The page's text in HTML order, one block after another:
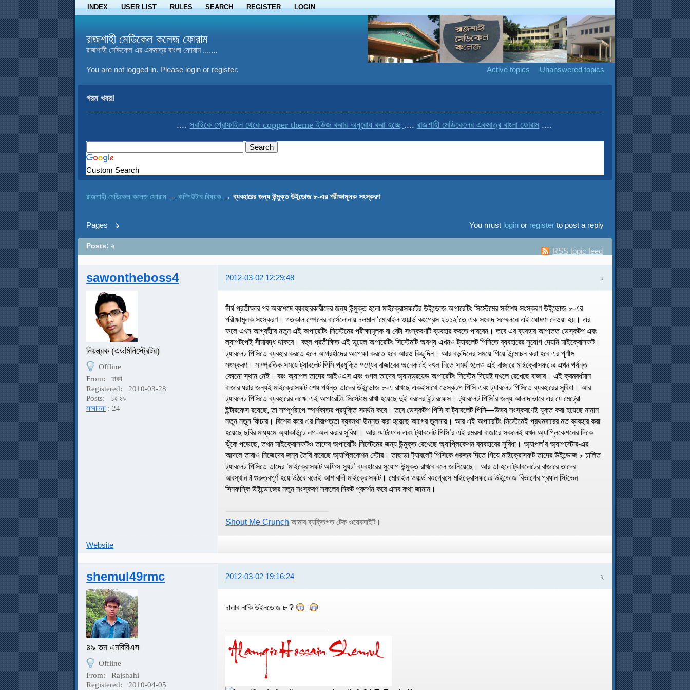
INDEX USER LIST RULES SEARCH REGISTER LOGIN
রাজশাহী মেডিকেল কলেজ ফোরাম
রাজশাহী মেডিকেল এর একমাত্র বাংলা ফোরাম .......
You are not logged in. Please login or register. Active topics Unanswered topics
গরম খবর!
....সবাইকে প্রোফাইল থেকে copper theme ইউজ করার অনুরোধ করা হচ্ছে....রাজশাহী মেডিকেলের একমাত্র বাংলা ফোরাম....
Custom Search
রাজশাহী মেডিকেল কলেজ ফোরাম →কম্পিউটার বিষয়ক →ব্যবহারের জন্য উন্মুক্ত উইন্ডোজ ৮-এর পরীক্ষামূলক সংস্করণ
Pages ১ You must loginor registerto post a reply
RSS topic feed
Posts: ২
১
sawontheboss4 2012-03-02 12:29:48
নিয়ন্ত্রক (এডমিনিস্ট্রেটর)
Offline
From:
ঢাকা
Registered:
2010-03-28
Posts:
১৫২৯
সম্মাননা : 24
দীর্ঘ প্রতীক্ষার পর অবশেষে ব্যবহারকারীদের জন্য উন্মুক্ত হলো মাইক্রোসফটের উইন্ডোজ অপারেটিং সিস্টেমের সর্বশেষ সংস্করণ উইন্ডোজ ৮-এর
পরীক্ষামূলক সংস্করণ। গতকাল স্পেনের বার্সেলোনায় চলমান ‘মোবাইল ওয়ার্ল্ড কংগ্রেস ২০১২’তে এক সংবাদ সম্মেলনে এই ঘোষণা দেওয়া হয়। এর
ফলে এখন আগ্রহীার নতুন এই অপারেটিং সিস্টেমের পরীক্ষামূলক বা বেটা সংস্করণটি ব্যবহার করতে পারবেন। তবে এর ব্যবহার আপাতত ডেস্কটপ এবং
ল্যাপটপেই সীমাবদ্ধ থাকবে। বহুল প্রতীক্ষিত এই ডুয়েল অপারেটিং সিস্টেমটি অবশ্য এখনও ট্যাবলেট পিসিতে ব্যবহারের সুযোগ দেয়নি মাইক্রোসফট।
ট্যাবলেট পিসিতে ব্যবহার করতে হলে আগ্রহীদের অপেক্ষা করতে হবে আরও কিছুদিন। আর বড়দিনের সময়ে গিয়ে উন্মোচন করা হবে এর পূর্ণাঙ্গ
সংস্করণ। সাম্প্রতিক সময়ে ট্যাবলেট পিসি প্রযুক্তি পণ্যের বাজারের অনেকটাই দখল নিতে সমর্থ হলেও এই বাজারে মাইক্রোসফটের এখন পর্যন্ত
কোনো স্থান নেই। বরং অ্যাপল তাদের আইওএস এবং গুগল তাদের অ্যানড্রয়েড অপারেটিং সিস্টেম দিয়েই দখলে রেখেছে বাজার। এই ক্রমবর্ধমান
বাজার ধরার জন্যই মাইক্রোসফট শেষ পর্যন্ত তাদের উইন্ডোজ ৮-এ রাখছে একইসাথে ডেস্কটপ পিসি এবং ট্যাবলেট পিসিতে ব্যবহারের সুবিধা। আর
ট্যাবলেট পিসিতে ব্যবহারের লক্ষে এই অপারেটিং সিস্টেমে রাখা হয়েছে দুই ধরনের ইন্টারফেস। ট্যাবলেট পিসি’র জন্য আলাদাভাবে এর যে মেট্রো
ইন্টারফেস রয়েছে, তা সম্পূর্ণরূপে স্পর্শকাতর প্রযুক্তি সমর্থন করে। তবে ডেস্কটপ পিসি বা ট্যাবলেট পিসি—উভয় সংস্করণেই যুক্ত করা হয়েছে নানান
নতুন নতুন ফিচার। বিশেষ করে এর নিরাপত্তা ব্যবস্থা উন্নত করা হয়েছে আগের তুলনায়। আর এই অপারেটিং সিস্টেমেই প্রথমবারের মত ব্যবহার করা
হয়েছে ছবির মাধ্যমে অ্যাকাউন্টে লগ-অন করার সুবিধা। আর স্মার্টফোন এবং ট্যাবলেট পিসি’র এই রমরমা বাজারে সকলেই যখন অ্যাপ্লিকেশনের দিকে
ঝুঁকে পড়েছে, তখন মাইক্রোসফটও তাদের অপারেটিং সিস্টেমের জন্য উন্মুক্ত রেখেছে অ্যাপ্লিকেশন ব্যবহারের সুবিধা। অ্যাপল’র অ্যাপস্টোর-এর
আদলে তারাও নিজেদের জন্য তৈরি করেছে অ্যাপ্লিকেশন স্টোর। তাছাড়া ট্যাবলেট পিসিকে গুরুত্ব দিতে গিয়ে মাইক্রোসফট তাদের উইন্ডোজ ৮ চালিত
ট্যাবলেট পিসিতে তাদের ‘মাইক্রোসফট অফিস স্যুট’ ব্যবহারের সুযোগ উন্মুক্ত রাখবে বলে জানিয়েছে। আর তা হলে ট্যাবলেটের বাজারে তাদের
অবস্থানটা গুরুত্বপূর্ণ হয়ে উঠবে বলেই আশাবাদী মাইক্রোসফট। মোবাইল ওয়ার্ল্ড কংগ্রেসে মাইক্রোসফটের উইন্ডোজ বিভাগের প্রধান স্টিভেন
সিনফস্কি উইন্ডোজের নতুন সংস্করণ সকলের নিকট প্রদর্শন করে এসব কথা জানান।
Shout Me Crunch আমার ব্যক্তিগত টেক ওয়েবসাইট।
Website
২
shemul49rmc 2012-03-02 19:16:24
৪৯ তম এমবিবিএস
Offline
From:
Rajshahi
Registered:
2010-04-05
চালাব নাকি উইনডোজ ৮ ?